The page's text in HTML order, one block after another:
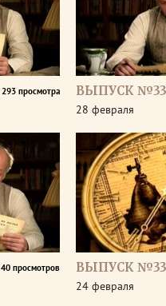
293 просмотра ВЫПУСК
28 февраля
40 просмотров ВЫПУСК
24 февраля